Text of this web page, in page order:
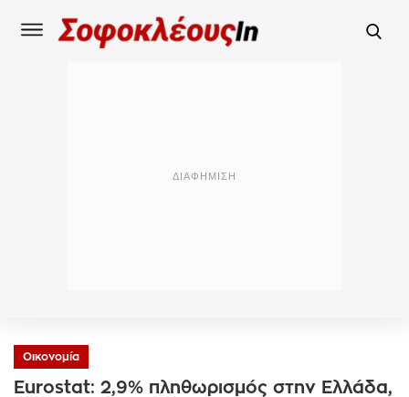
Οικονομία
Eurostat: 2,9% πληθωρισμός στην Ελλάδα,